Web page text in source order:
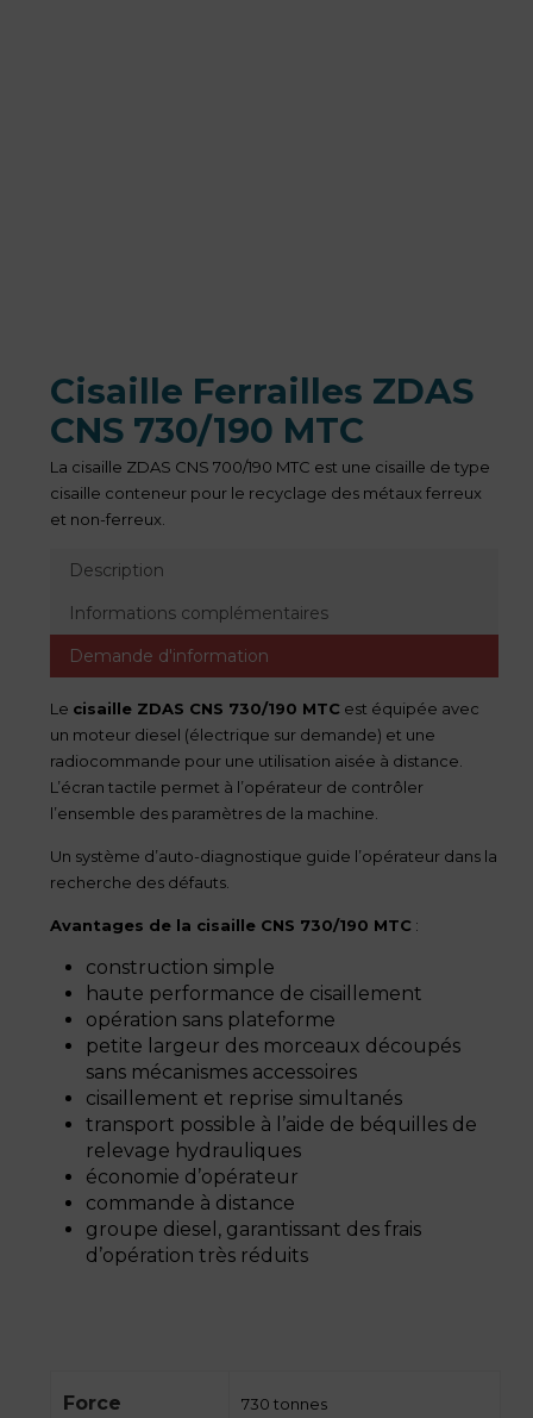
Cisaille Ferrailles ZDAS
CNS 730/190 MTC
La cisaille ZDAS CNS 700/190 MTC est une cisaille de type
cisaille conteneur pour le recyclage des métaux ferreux
et non-ferreux.
Description
Informations complémentaires
Demande d'information
Le cisaille ZDAS CNS 730/190 MTC est équipée avec
un moteur diesel (électrique sur demande) et une
radiocommande pour une utilisation aisée à distance.
L’écran tactile permet à l’opérateur de contrôler
l’ensemble des paramètres de la machine.
Un système d’auto-diagnostique guide l’opérateur dans la
recherche des défauts.
Avantages de la cisaille CNS 730/190 MTC :
construction simple
haute performance de cisaillement
opération sans plateforme
petite largeur des morceaux découpés
sans mécanismes accessoires
cisaillement et reprise simultanés
transport possible à l’aide de béquilles de
relevage hydrauliques
économie d’opérateur
commande à distance
groupe diesel, garantissant des frais
d’opération très réduits
Force
730 tonnes